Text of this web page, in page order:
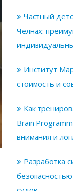
Частный
Челнах:
Институт
стоимость и
Как
Brain
внимания и
Разработка